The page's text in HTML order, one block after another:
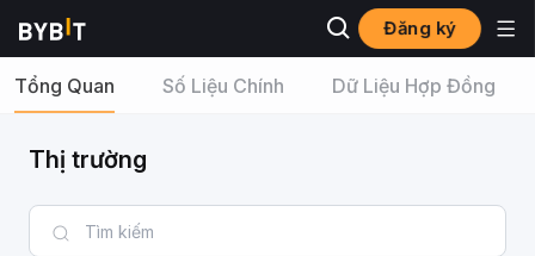
Đăng ký
Tổng Quan Số Liệu Chính Dữ Liệu Hợp Đồng
Thị trường